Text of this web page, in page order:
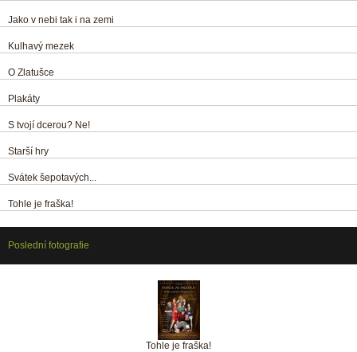
Jako v nebi tak i na zemi
Kulhavý mezek
O Zlatušce
Plakáty
S tvojí dcerou? Ne!
Starší hry
Svátek šepotavých...
Tohle je fraška!
Poslední fotografie
Tohle je fraška!